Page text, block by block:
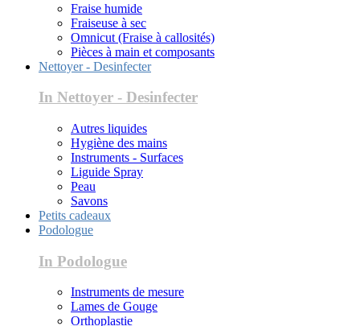
Fraise humide
Fraiseuse à sec
Omnicut (Fraise à callosités)
Pièces à main et composants
Nettoyer - Desinfecter
In Nettoyer - Desinfecter
Autres liquides
Hygiène des mains
Instruments - Surfaces
Liguide Spray
Peau
Savons
Petits cadeaux
Podologue
In Podologue
Instruments de mesure
Lames de Gouge
Orthoplastie